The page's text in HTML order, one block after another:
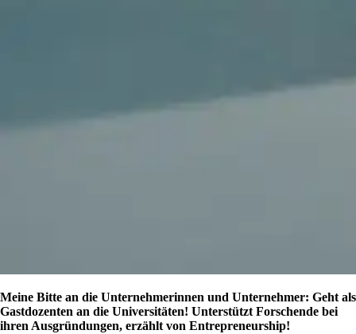
Meine Bitte an die Unternehmerinnen und Unternehmer: Geht als
Gastdozenten an die Universitäten! Unterstützt Forschende bei
ihren Ausgründungen, erzählt von Entrepreneurship!